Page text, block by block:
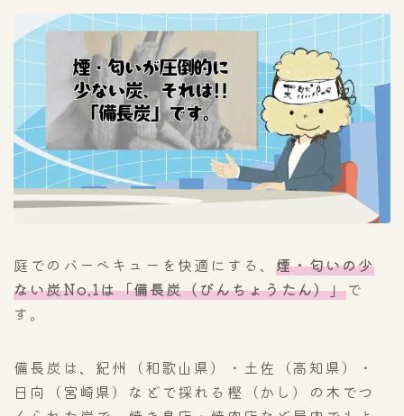
庭でのバーベキューを快適にする、煙・匂いの少
ない炭No.1は「備長炭（びんちょうたん）」で
す。
備長炭は、紀州（和歌山県）・土佐（高知県）・
日向（宮崎県）などで採れる樫（かし）の木でつ